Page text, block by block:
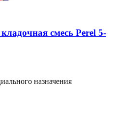
смесь Perel 5-
назначения